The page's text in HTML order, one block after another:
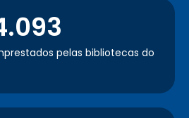
pelas bibliotecas do